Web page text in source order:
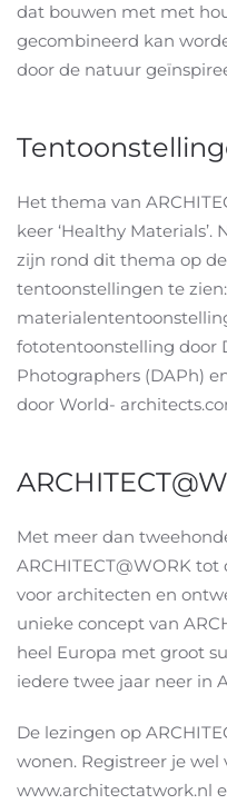
dat bouwen met met
gecombineerd kan
door de natuur
Het thema van
keer ‘Healthy
zijn rond dit thema op
tentoonstellingen te
fototentoonstelling door
Photographers (DAPh)
door World-
Met meer dan
ARCHITECT@WORK
voor architecten en
unieke concept van
heel Europa met groot
iedere twee jaar neer in
De lezingen op
wonen. Registreer je wel
www.architectatwork.nl